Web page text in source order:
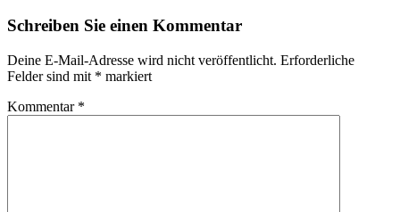
Schreiben Sie einen Kommentar
Deine E-Mail-Adresse wird nicht veröffentlicht. Erforderliche
Felder sind mit * markiert
Kommentar *